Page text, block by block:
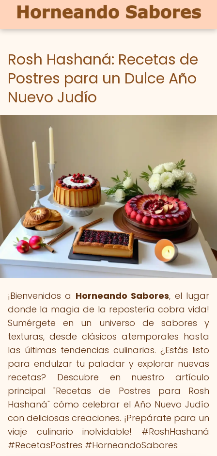
Rosh Hashaná: Recetas de
Postres para un Dulce Año
Nuevo Judío
¡Bienvenidos a Horneando Sabores, el lugar
donde la magia de la repostería cobra vida!
Sumérgete en un universo de sabores y
texturas, desde clásicos atemporales hasta
las últimas tendencias culinarias. ¿Estás listo
para endulzar tu paladar y explorar nuevas
recetas? Descubre en nuestro artículo
principal "Recetas de Postres para Rosh
Hashaná" cómo celebrar el Año Nuevo Judío
con deliciosas creaciones. ¡Prepárate para un
viaje culinario inolvidable! #RoshHashaná
#RecetasPostres #HorneandoSabores